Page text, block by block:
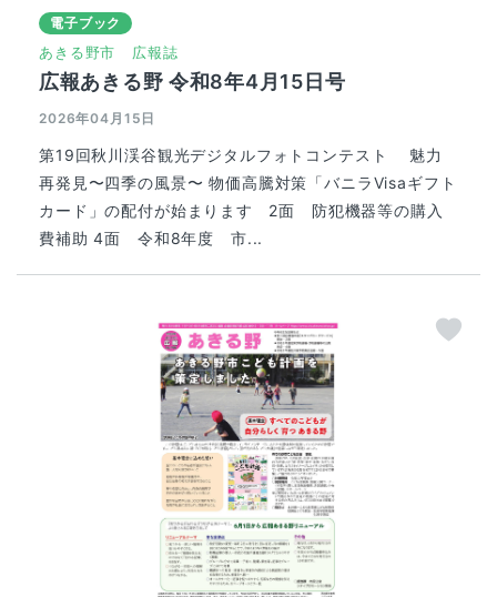
電子ブック
あきる野市 広報誌
広報あきる野 令和8年4月15日号
2026年04月15日
第19回秋川渓谷観光デジタルフォトコンテスト 魅力
再発見〜四季の風景〜 物価高騰対策「バニラVisaギフト
カード」の配付が始まります 2面 防犯機器等の購入
費補助 4面 令和8年度 市...